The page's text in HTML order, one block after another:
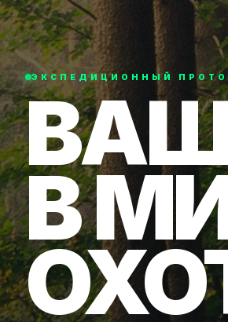
ЭКСПЕДИЦИОННЫЙ
ВАШ
В